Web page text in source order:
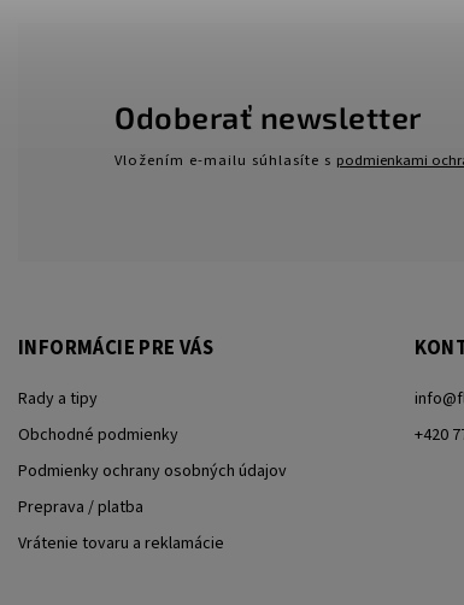
Odoberať newsletter
Vložením e-mailu súhlasíte s podmienkami
INFORMÁCIE PRE VÁS
Rady a tipy
Obchodné podmienky
Podmienky ochrany osobných údajov
Preprava / platba
Vrátenie tovaru a reklamácie
info@
+420